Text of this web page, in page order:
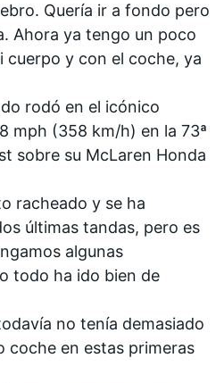
Quería ir a fondo pero
Ahora ya tengo un poco
cuerpo y con el coche, ya
rodó en el icónico
mph (358 km/h) en la 73ª
sobre su McLaren Honda
racheado y se ha
últimas tandas, pero es
algunas
todo ha ido bien de
no tenía demasiado
coche en estas primeras